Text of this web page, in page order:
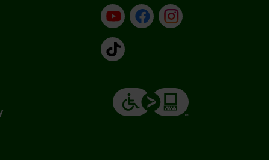
YouTube (en inglés)
Facebook (en inglés)
Instagram (en
TikTok